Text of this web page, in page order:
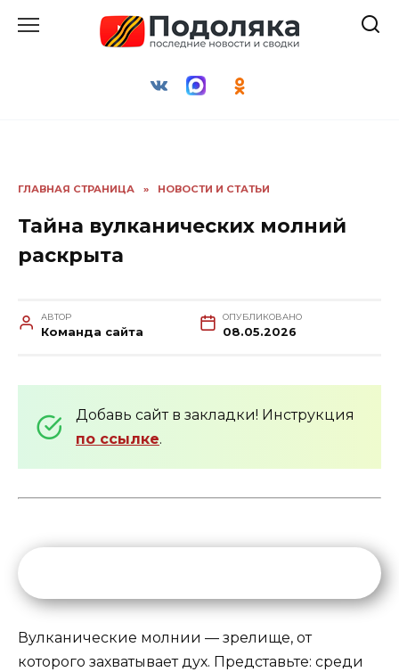
ГЛАВНАЯ СТРАНИЦА » НОВОСТИ И СТАТЬИ
Тайна вулканических молний
раскрыта
АВТОР
Команда сайта
ОПУБЛИКОВАНО
08.05.2026
Добавь сайт в закладки! Инструкция
по ссылке.
Вулканические молнии — зрелище, от
которого захватывает дух. Представьте: среди